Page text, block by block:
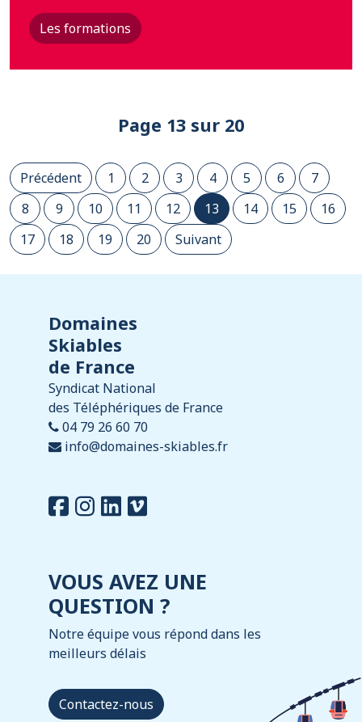
Les formations
Page 13 sur 20
Précédent 1 2 3 4 5 6
7
8
9 10 11 12 13 14 15
16
17
18 19 20 Suivant
Domaines
Skiables
de France
Syndicat National
des Téléphériques de France
04 79 26 60 70
info@domaines-skiables.fr
VOUS AVEZ UNE
QUESTION ?
Notre équipe vous répond dans les
meilleurs délais
Contactez-nous